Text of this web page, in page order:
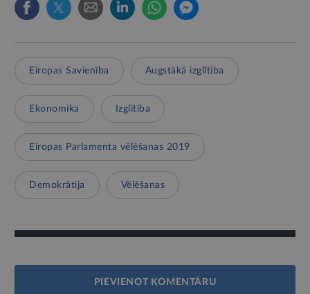
Eiropas Savienība Augstākā izglītība
Ekonomika Izglītība
Eiropas Parlamenta vēlēšanas 2019
Demokrātija Vēlēšanas
PIEVIENOT KOMENTĀRU